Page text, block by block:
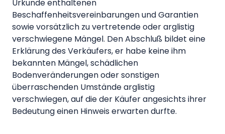
Urkunde enthaltenen
Beschaffenheitsvereinbarungen und Garantien
sowie vorsätzlich zu vertretende oder arglistig
verschwiegene Mängel. Den Abschluß bildet eine
Erklärung des Verkäufers, er habe keine ihm
bekannten Mängel, schädlichen
Bodenveränderungen oder sonstigen
überraschenden Umstände arglistig
verschwiegen, auf die der Käufer angesichts ihrer
Bedeutung einen Hinweis erwarten durfte.